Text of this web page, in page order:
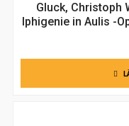
Gluck, Christoph
Iphigenie in Aulis -